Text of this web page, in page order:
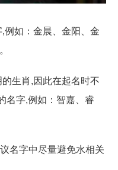
例如：金晨、金阳、金
生肖,因此在起名时不
名字,例如：智嘉、睿
名字中尽量避免水相关